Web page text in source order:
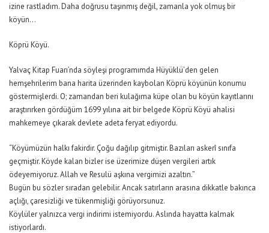
izine rastladım. Daha doğrusu taşınmış değil, zamanla yok olmuş bir
köyün…
Köprü Köyü.
Yalvaç Kitap Fuarı’nda söyleşi programımda Hüyüklü’den gelen
hemşehrilerim bana harita üzerinden kaybolan Köprü köyünün konumu
göstermişlerdi. O; zamandan beri kulağıma küpe olan bu köyün kayıtlarını
araştırırken gördüğüm 1699 yılına ait bir belgede Köprü Köyü ahalisi
mahkemeye çıkarak devlete adeta feryat ediyordu.
“Köyümüzün halkı fakirdir. Çoğu dağılıp gitmiştir. Bazıları askerî sınıfa
geçmiştir. Köyde kalan bizler ise üzerimize düşen vergileri artık
ödeyemiyoruz. Allah ve Resulü aşkına vergimizi azaltın.”
Bugün bu sözler sıradan gelebilir. Ancak satırların arasına dikkatle bakınca
açlığı, çaresizliği ve tükenmişliği görüyorsunuz.
Köylüler yalnızca vergi indirimi istemiyordu. Aslında hayatta kalmak
istiyorlardı.